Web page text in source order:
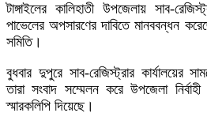
টাঙ্গাইলের কালিহাতী উপজেলায় সাব-
পাভেলের অপসারণের দাবিতে মানববন্ধন
সমিতি।
বুধবার দুপুরে সাব-রেজিস্ট্রার কার্যালয়ের
তারা সংবাদ সম্মেলন করে উপজেলা
স্মারকলিপি দিয়েছে।